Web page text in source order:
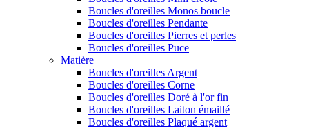
Boucles d'oreilles Monos boucle
Boucles d'oreilles Pendante
Boucles d'oreilles Pierres et perles
Boucles d'oreilles Puce
Matière
Boucles d'oreilles Argent
Boucles d'oreilles Corne
Boucles d'oreilles Doré à l'or fin
Boucles d'oreilles Laiton émaillé
Boucles d'oreilles Plaqué argent